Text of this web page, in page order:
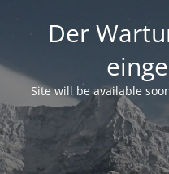
Der
Site will be available